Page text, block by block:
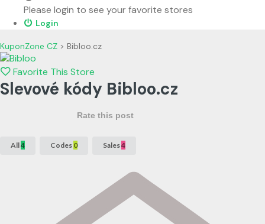
Please login to see your favorite stores
Login
KuponZone CZ > Bibloo.cz
Favorite This Store
Slevové kódy Bibloo.cz
Rate this post
All4 Codes 0 Sales4